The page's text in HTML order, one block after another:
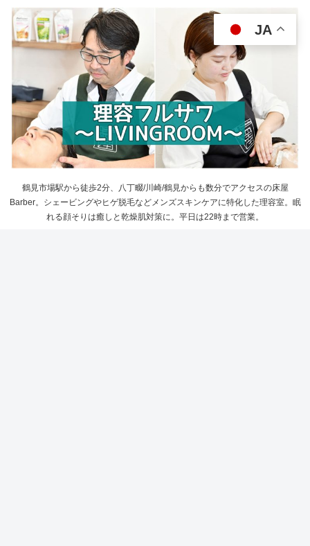
鶴見市場駅から徒歩2分、八丁畷/川崎/鶴見からも数分でアクセスの床屋
Barber。シェービングやヒゲ脱毛などメンズスキンケアに特化した理容室。眠
れる顔そりは癒しと乾燥肌対策に。平日は22時まで営業。
JA